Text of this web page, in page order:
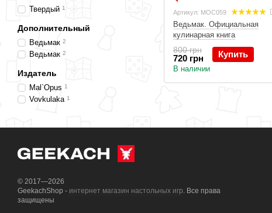
Артикул: MOC059
Ведьмак. Официальная
кулинарная книга
800 грн
720 грн Купить
В наличии
Твердый 1
Дополнительный
Ведьмак 2
Ведьмак 2
Издатель
Mal`Opus 1
Vovkulaka 1
© 2017—2026
GeekachShop - интернет магазин настольных игр. Все права
защищены